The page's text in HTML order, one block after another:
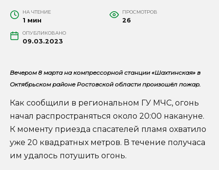
НА ЧТЕНИЕ
1 мин
ПРОСМОТРОВ
26
ОПУБЛИКОВАНО
09.03.2023
Вечером 8 марта на компрессорной станции «Шахтинская» в
Октябрьском районе Ростовской области произошёл пожар.
Как сообщили в региональном ГУ МЧС, огонь
начал распространяться около 20:00 накануне.
К моменту приезда спасателей пламя охватило
уже 20 квадратных метров. В течение получаса
им удалось потушить огонь.